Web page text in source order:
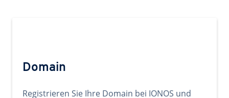
Domain
Registrieren Sie Ihre Domain bei IONOS und